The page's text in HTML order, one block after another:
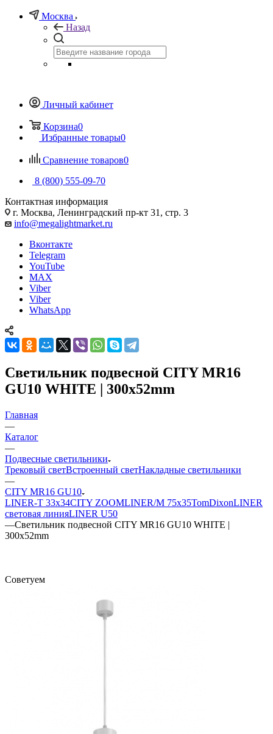
Москва
Назад
Личный кабинет
Корзина0
Избранные товары0
Сравнение товаров0
8 (800) 555-09-70
Контактная информация
г. Москва, Ленинградский пр-кт 31, стр. 3
info@megalightmarket.ru
Вконтакте
Telegram
YouTube
MAX
Viber
Viber
WhatsApp
Светильник подвесной CITY MR16
GU10 WHITE | 300x52mm
Главная
—
Каталог
—
Подвесные светильники
Трековый светВстроенный светНакладные светильники
—
CITY MR16 GU10
LINER-T 33x34CITY ZOOMLINER/M 75х35TomDixonLINER
световая линияLINER U50
—Светильник подвесной CITY MR16 GU10 WHITE |
300x52mm
Советуем